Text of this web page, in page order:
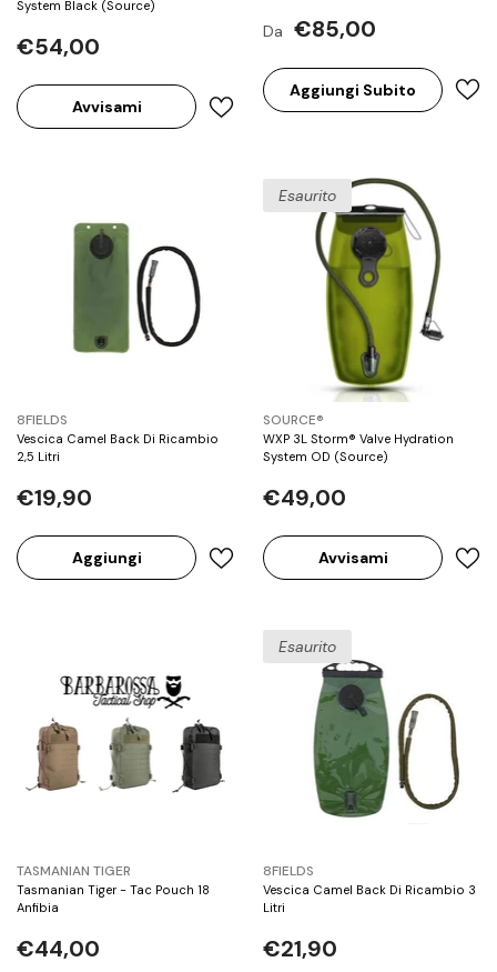
System Black (Source)
€54,00
Avvisami
Da €85,00
Aggiungi Subito
BRAND:
8FIELDS
Vescica Camel Back Di Ricambio
2,5 Litri
€19,90
Aggiungi
Esaurito
BRAND:
SOURCE®
WXP 3L Storm® Valve Hydration
System OD (Source)
€49,00
Avvisami
BRAND:
TASMANIAN TIGER
Tasmanian Tiger - Tac Pouch 18
Anfibia
€44,00
Esaurito
BRAND:
8FIELDS
Vescica Camel Back Di Ricambio 3
Litri
€21,90